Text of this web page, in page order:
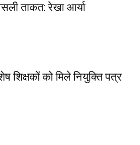
ताकत: रेखा आर्या
शिक्षकों को मिले नियुक्ति पत्र